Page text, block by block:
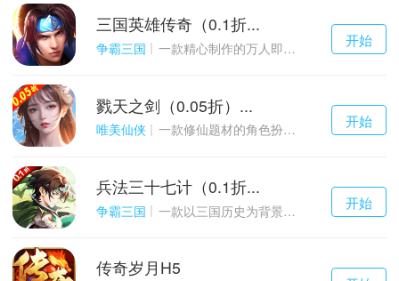
千百度h5
游戏
开始
三国英雄传奇（0.1折...
争霸三国 一款精心制作的万人即时战斗SLG三国手游
千百度h5
游戏
开始
戮天之剑（0.05折）...
唯美仙侠 一款修仙题材的角色扮演养成手游
千百度h5
游戏
开始
兵法三十七计（0.1折...
争霸三国 一款以三国历史为背景的卡牌策略游戏
千百度h5
传奇岁月H5